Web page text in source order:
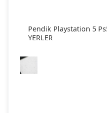
Pendik Playstation 5
YERLER